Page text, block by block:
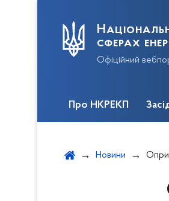
сферах
Офіційний
Про НКРЕКП
Новини Оприлюднюються